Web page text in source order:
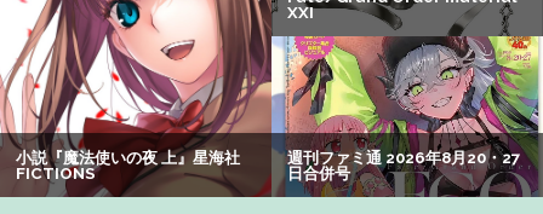
【朗報】アマガミの棚町薫さん、最新絵でめっちゃ可愛く
なる：26/08/03のニュース
【動画】福岡の電車、複数の駅で「チンポッ」というアナ
ウンスが流れ大騒ぎwwwwwwwww
可愛すぎるおむすび屋さん（28）、新店舗に4000万円クラ